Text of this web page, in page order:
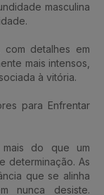
masculina
com detalhes em
mais intensos,
à vitória.
para Enfrentar
mais do que um
determinação. As
que se alinha
nunca desiste.